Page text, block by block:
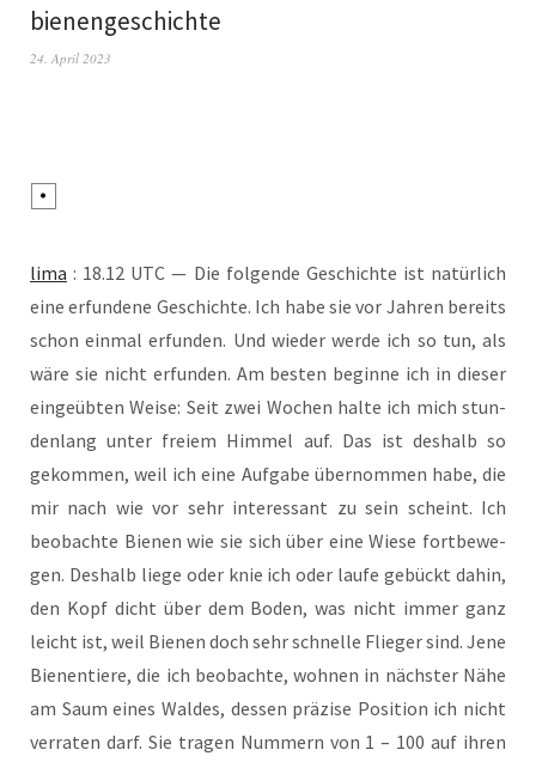
bienengeschichte
24. April 2023
lima : 18.12 UTC — Die fol­gen­de Geschich­te ist natür­lich
eine erfun­de­ne Geschich­te. Ich habe sie vor Jah­ren bereits
schon ein­mal erfun­den. Und wie­der wer­de ich so tun, als
wäre sie nicht erfun­den. Am bes­ten begin­ne ich in die­ser
ein­ge­üb­ten Wei­se: Seit zwei Wochen hal­te ich mich stun­
den­lang unter frei­em Him­mel auf. Das ist des­halb so
gekom­men, weil ich eine Auf­ga­be über­nom­men habe, die
mir nach wie vor sehr inter­es­sant zu sein scheint. Ich
beob­ach­te Bie­nen wie sie sich über eine Wie­se fort­be­we­
gen. Des­halb lie­ge oder knie ich oder lau­fe gebückt dahin,
den Kopf dicht über dem Boden, was nicht immer ganz
leicht ist, weil Bie­nen doch sehr schnel­le Flie­ger sind. Jene
Bie­nen­tie­re, die ich beob­ach­te, woh­nen in nächs­ter Nähe
am Saum eines Wal­des, des­sen prä­zi­se Posi­ti­on ich nicht
ver­ra­ten darf. Sie tra­gen Num­mern von 1 – 100 auf ihren